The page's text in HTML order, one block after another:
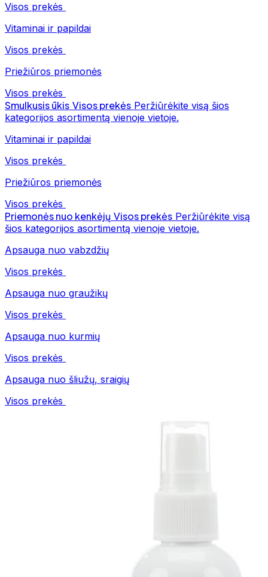
Visos prekės
Vitaminai ir papildai
Visos prekės
Priežiūros priemonės
Visos prekės
Smulkusis ūkis Visos prekės Peržiūrėkite visą šios
kategorijos asortimentą vienoje vietoje.
Vitaminai ir papildai
Visos prekės
Priežiūros priemonės
Visos prekės
Priemonės nuo kenkėjų Visos prekės Peržiūrėkite visą
šios kategorijos asortimentą vienoje vietoje.
Apsauga nuo vabzdžių
Visos prekės
Apsauga nuo graužikų
Visos prekės
Apsauga nuo kurmių
Visos prekės
Apsauga nuo šliužų, sraigių
Visos prekės